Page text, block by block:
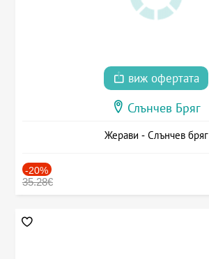
виж офертата
Слънчев Бряг
Жерави - Слънчев бряг
-20%
35.28€